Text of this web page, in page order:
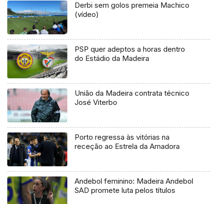
Derbi sem golos premeia Machico
(vídeo)
PSP quer adeptos a horas dentro
do Estádio da Madeira
União da Madeira contrata técnico
José Viterbo
Porto regressa às vitórias na
receção ao Estrela da Amadora
Andebol feminino: Madeira Andebol
SAD promete luta pelos títulos